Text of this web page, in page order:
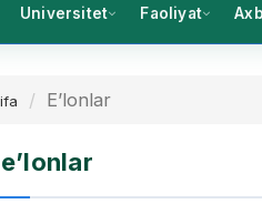
Universitet Faoliyat
E’lonlar